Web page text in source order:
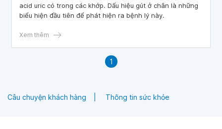
acid uric có trong các khớp. Dấu hiệu gút ở chân là những
biểu hiện đầu tiên để phát hiện ra bệnh lý này.
Xem thêm
1
Câu chuyện khách hàng Thông tin sức khỏe